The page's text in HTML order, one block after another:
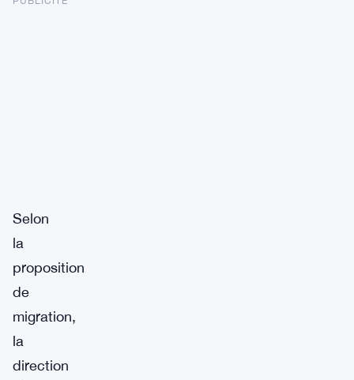
Selon
la
proposition
de
migration,
la
direction